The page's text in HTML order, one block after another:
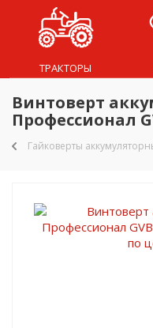
ТРАКТОРЫ
Винтоверт
Профессионал
Гайковерты